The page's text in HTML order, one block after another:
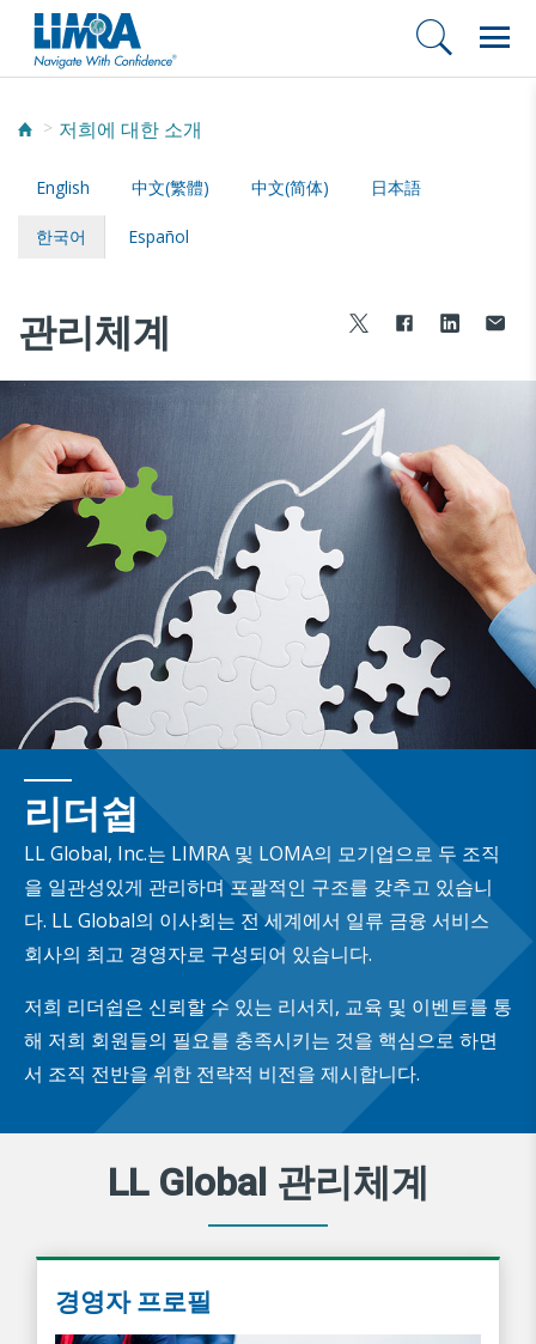
저희에 대한 소개
English 中文(繁體) 中文(简体) 日本語
한국어 Español
관리체계
리더쉽
LL Global, Inc.는 LIMRA 및 LOMA의 모기업으로 두 조직
을 일관성있게 관리하며 포괄적인 구조를 갖추고 있습니
다. LL Global의 이사회는 전 세계에서 일류 금융 서비스
회사의 최고 경영자로 구성되어 있습니다.
저희 리더쉽은 신뢰할 수 있는 리서치, 교육 및 이벤트를 통
해 저희 회원들의 필요를 충족시키는 것을 핵심으로 하면
서 조직 전반을 위한 전략적 비전을 제시합니다.
LL Global 관리체계
경영자 프로필